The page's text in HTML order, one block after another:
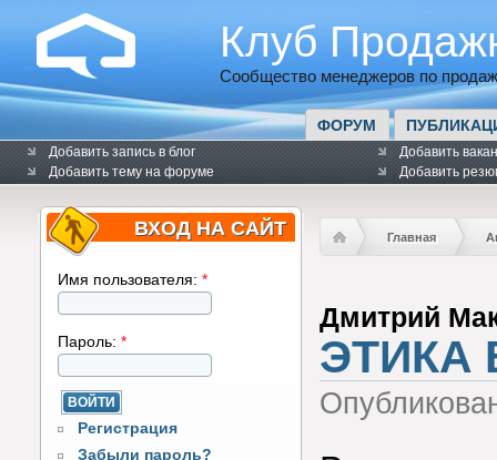
Клуб
Сообщество менеджеров по
ФОРУМ
Добавить запись в блог
Добавить тему на форуме
Добавить
Добавить
ВХОД НА САЙТ
Имя пользователя: *
Пароль: *
Регистрация
Забыли пароль?
Главная
Дмитрий
ЭТИКА